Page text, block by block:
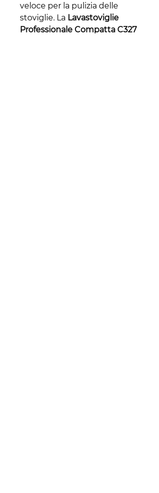
veloce per la pulizia delle
stoviglie. La Lavastoviglie
Professionale Compatta C327